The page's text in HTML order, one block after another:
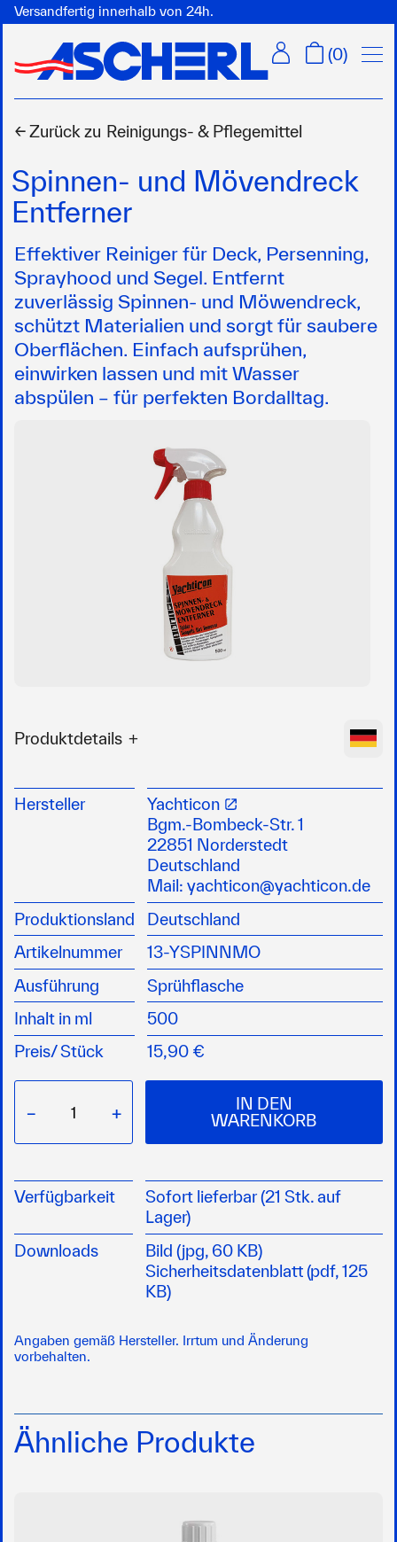
Versandfertig innerhalb von 24h.
(0)
← Zurück zu Reinigungs- & Pflegemittel
Spinnen- und Mövendreck
Entferner
Effektiver Reiniger für Deck, Persenning,
Sprayhood und Segel. Entfernt
zuverlässig Spinnen- und Möwendreck,
schützt Materialien und sorgt für saubere
Oberflächen. Einfach aufsprühen,
einwirken lassen und mit Wasser
abspülen – für perfekten Bordalltag.
Produktdetails
Punkte) von Spinnen und anderem Getier auf
Segeln, Persennigen, Sprayhoods und anderen
entfernt Möwendreck von Deck, Persennig,
Sprayhood und allen anderen Materialien
einfach aufsprühen, einwirken lassen und mit
Wasser abbürsten
EUH210
Hersteller
Yachticon
Bgm.-Bombeck-Str. 1
22851 Norderstedt
Deutschland
Mail: yachticon@yachticon.de
Produktionsland
Deutschland
Artikelnummer
13-YSPINNMO
Ausführung
Sprühflasche
Inhalt in ml
500
Preis/Stück 15,90 €
− +
IN DEN
WARENKORB
Verfügbarkeit
Sofort lieferbar (21 Stk. auf
Lager)
Downloads
Bild (jpg, 60 KB)
Sicherheitsdatenblatt (pdf, 125
KB)
Angaben gemäß Hersteller. Irrtum und Änderung
vorbehalten.
Ähnliche Produkte